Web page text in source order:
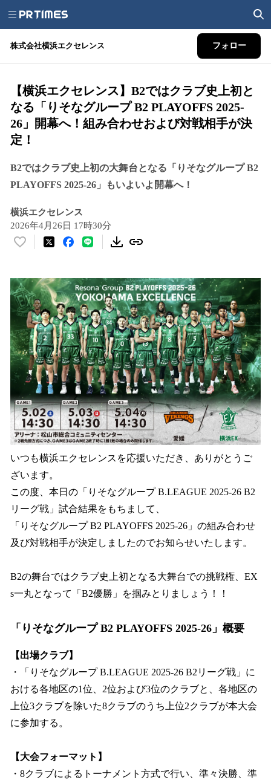
株式会社横浜エクセレンス フォロー
【横浜エクセレンス】B2ではクラブ史上初と
なる「りそなグループ B2 PLAYOFFS 2025-
26」開幕へ！組み合わせおよび対戦相手が決
定！
B2ではクラブ史上初の大舞台となる「りそなグループ B2
PLAYOFFS 2025-26」もいよいよ開幕へ！
横浜エクセレンス
2026年4月26日 17時30分
い
！
数
を
読
み
込
み
中
で
す
いつも横浜エクセレンスを応援いただき、ありがとうご
ざいます。
この度、本日の「りそなグループ B.LEAGUE 2025-26 B2
リーグ戦」試合結果をもちまして、
「りそなグループ B2 PLAYOFFS 2025-26」の組み合わせ
及び対戦相手が決定しましたのでお知らせいたします。
B2の舞台ではクラブ史上初となる大舞台での挑戦権、EX
s一丸となって「B2優勝」を掴みとりましょう！！
「りそなグループ B2 PLAYOFFS 2025-26」概要
【出場クラブ】
・「りそなグループ B.LEAGUE 2025-26 B2リーグ戦」に
おける各地区の1位、2位および3位のクラブと、各地区の
上位3クラブを除いた8クラブのうち上位2クラブが本大会
に参加する。
【大会フォーマット】
・8クラブによるトーナメント方式で行い、準々決勝、準